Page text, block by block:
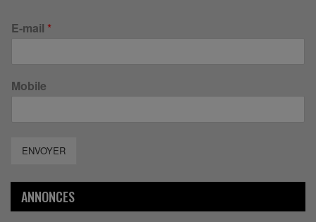
E-mail *
Mobile
ENVOYER
ANNONCES